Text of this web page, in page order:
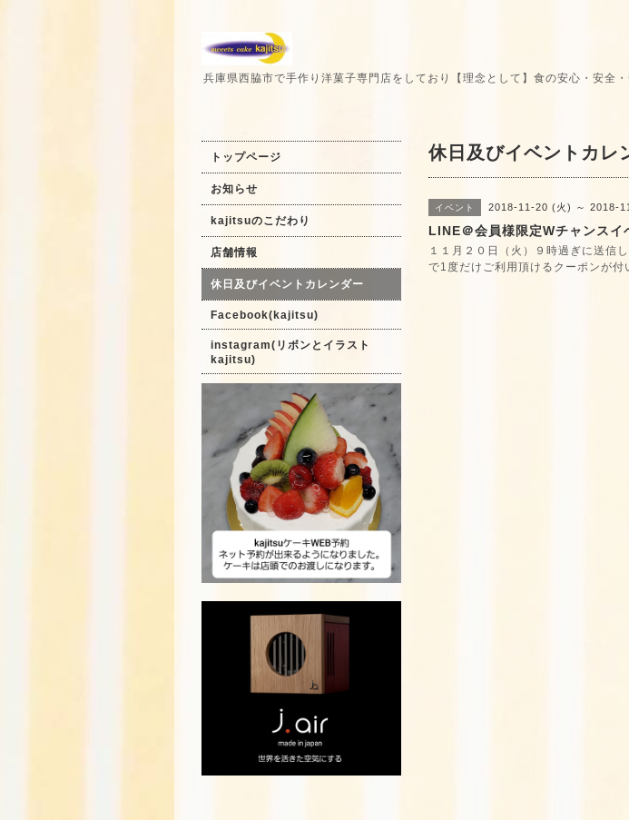
兵庫県西脇市で手作り洋菓子専門店をしており【理念として】食の安心・安全
休日及びイベントカレ
イベント 2018-11-20 (火) ～ 2018-
LINE＠会員様限定Wチャンスイ
１１月２０日（火）９時過ぎに送信
で1度だけご利用頂けるクーポンが付
トップページ
お知らせ
kajitsuのこだわり
店舗情報
休日及びイベントカレンダー
Facebook(kajitsu)
instagram(リボンとイラスト
kajitsu)